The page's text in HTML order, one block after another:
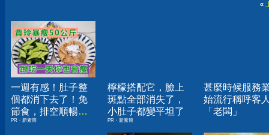
«
一週有感！肚子整
個都消下去了！免
節食，排空順暢就
夠
PR・新素簡
檸檬搭配它，臉上
斑點全部消失了，
小肚子都變平坦了
PR・新素簡
甚麼時候服務
始流行稱呼客
「老闆」